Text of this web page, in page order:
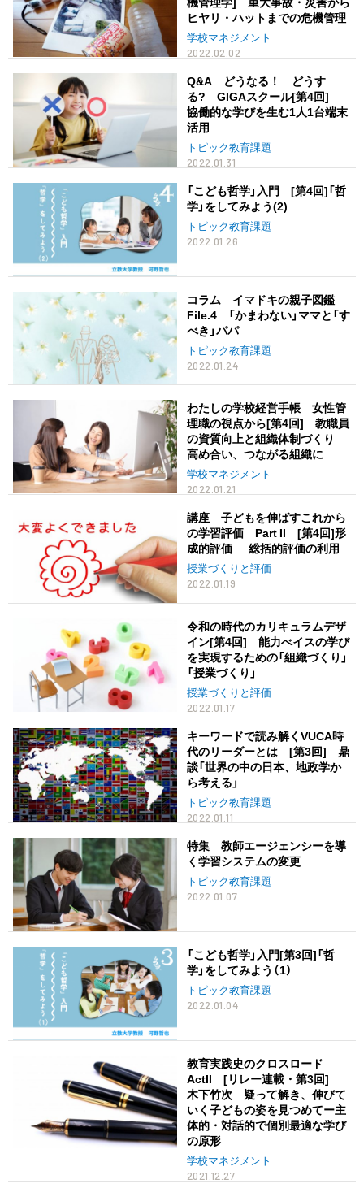
ヒヤリ・ハットまでの危機管理
学校マネジメント
2022.02.02
Q&A どうなる！ どうす
る? GIGAスクール[第4回]
協働的な学びを生む1人1台端末
活用
トピック教育課題
2022.01.31
「こども哲学」入門 [第4回]「哲
学」をしてみよう(2)
トピック教育課題
2022.01.26
コラム イマドキの親子図鑑
File.4 「かまわない」ママと「す
べき」パパ
トピック教育課題
2022.01.24
わたしの学校経営手帳 女性管
理職の視点から[第4回] 教職員
の資質向上と組織体制づくり
高め合い、つながる組織に
学校マネジメント
2022.01.21
講座 子どもを伸ばすこれから
の学習評価 Part II [第4回]形
成的評価──総括的評価の利用
授業づくりと評価
2022.01.19
令和の時代のカリキュラムデザ
イン[第4回] 能力べイスの学び
を実現するための「組織づくり」
「授業づくり」
授業づくりと評価
2022.01.17
キーワードで読み解くVUCA時
代のリーダーとは [第3回] 鼎
談「世界の中の日本、地政学か
ら考える」
トピック教育課題
2022.01.11
特集 教師エージェンシーを導
く学習システムの変更
トピック教育課題
2022.01.07
「こども哲学」入門[第3回]「哲
学」をしてみよう（1）
トピック教育課題
2022.01.04
教育実践史のクロスロード
ActII [リレー連載・第3回]
木下竹次 疑って解き、伸びて
いく子どもの姿を見つめてー主
体的・対話的で個別最適な学び
の原形
学校マネジメント
2021.12.27